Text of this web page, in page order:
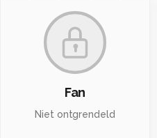
Fan
Niet ontgrendeld